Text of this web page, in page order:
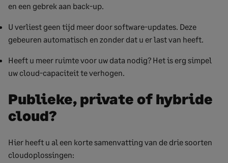
en een gebrek aan back-up.
U verliest geen tijd meer door software-updates. Deze
gebeuren automatisch en zonder dat u er last van heeft.
Heeft u meer ruimte voor uw data nodig? Het is erg simpel
uw cloud-capaciteit te verhogen.
Publieke, private of hybride
cloud?
Hier heeft u al een korte samenvatting van de drie soorten
cloudoplossingen: